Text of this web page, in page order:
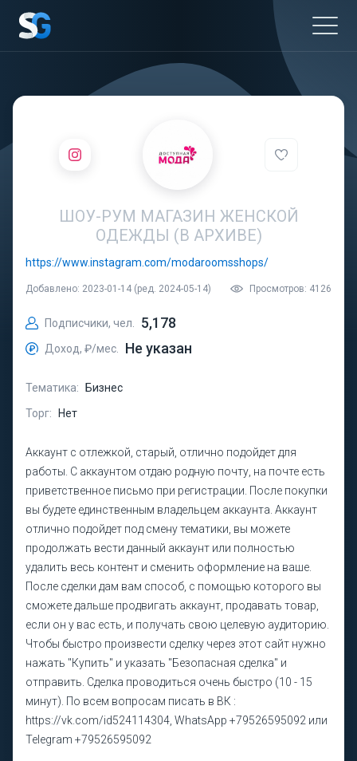
ШОУ-РУМ МАГАЗИН ЖЕНСКОЙ
ОДЕЖДЫ (В АРХИВЕ)
https://www.instagram.com/modaroomsshops/
Добавлено: 2023-01-14 (ред. 2024-05-14) Просмотров: 4126
Подписчики, чел. 5,178
Доход, ₽/мес. Не указан
Тематика:
Бизнес
Торг:
Нет
Аккаунт с отлежкой, старый, отлично подойдет для
работы. С аккаунтом отдаю родную почту, на почте есть
приветственное письмо при регистрации. После покупки
вы будете единственным владельцем аккаунта. Аккаунт
отлично подойдет под смену тематики, вы можете
продолжать вести данный аккаунт или полностью
удалить весь контент и сменить оформление на ваше.
После сделки дам вам способ, с помощью которого вы
сможете дальше продвигать аккаунт, продавать товар,
если он у вас есть, и получать свою целевую аудиторию.
Чтобы быстро произвести сделку через этот сайт нужно
нажать "Купить" и указать "Безопасная сделка" и
отправить. Сделка проводиться очень быстро (10 - 15
минут). По всем вопросам писать в ВК :
https://vk.com/id524114304, WhatsApp +79526595092 или
Telegram +79526595092